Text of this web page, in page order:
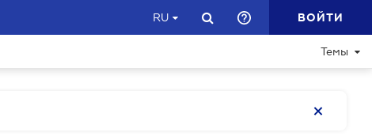
RU ВОЙТИ
Темы